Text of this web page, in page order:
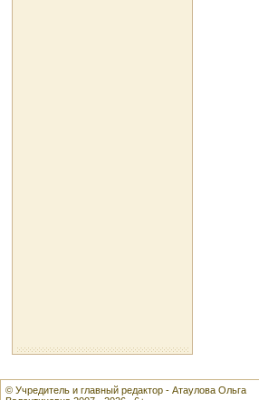
© Учредитель и главный редактор - Атаулова Ольга